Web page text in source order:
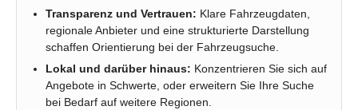
Transparenz und Vertrauen: Klare Fahrzeugdaten,
regionale Anbieter und eine strukturierte Darstellung
schaffen Orientierung bei der Fahrzeugsuche.
Lokal und darüber hinaus: Konzentrieren Sie sich auf
Angebote in Schwerte, oder erweitern Sie Ihre Suche
bei Bedarf auf weitere Regionen.